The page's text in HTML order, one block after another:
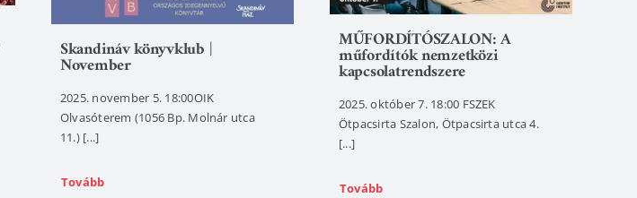
Skandináv könyvklub |
November
2025. november 5. 18:00OIK
Olvasóterem (1056 Bp. Molnár utca
11.) [...]
Tovább
MŰFORDÍTÓSZALON: A
műfordítók nemzetközi
kapcsolatrendszere
2025. október 7. 18:00 FSZEK
Ötpacsirta Szalon, Ötpacsirta utca 4.
[...]
Tovább